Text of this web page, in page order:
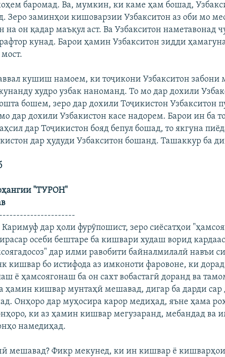
баромад. Ва, мумкин, ки каме ҳам бошад,
Зеро заминҳои кишоварзии Узбакситон аз оби мо
на он қадар маъқул аст. Ва Узбакситон наметавонад
кунад. Барои ҳамин Узбакситон зидди
кушиш намоем, ки тоҷикони Узбакситон забони
худро узбак наноманд. То мо дар дохили
бошем, зеро дар дохили Тоҷикистон Узбакситон
дар дохили Узбакистон касе надорем. Барои ин ба
дар Тоҷикистон бояд бепул бошад, то якгуна
дар ҳудуди Узбакситон бошанд. Ташаккур ба
"ТУРОН"
дар ҳоли фурӯпошист, зеро сиёсатҳои
осеби бештаре ба кишвари худаш ворид
дар илми равобити байналмилалӣ навъи
кишвар бо истифода аз имконоти фаровоне, ки
ё ҳамсоягонаш ба он сахт вобастагӣ доранд ва
ҳамин кишвар мунтаҳӣ мешавад, дигар ба дарди сар
Онҳоро дар муҳосира карор медиҳад, яъне ҳама
ки аз ҳамин кишвар мегузаранд, мебандад ва
намедиҳад.
мешавад? Фикр мекунед, ки ин кишвар ё кишварҳои